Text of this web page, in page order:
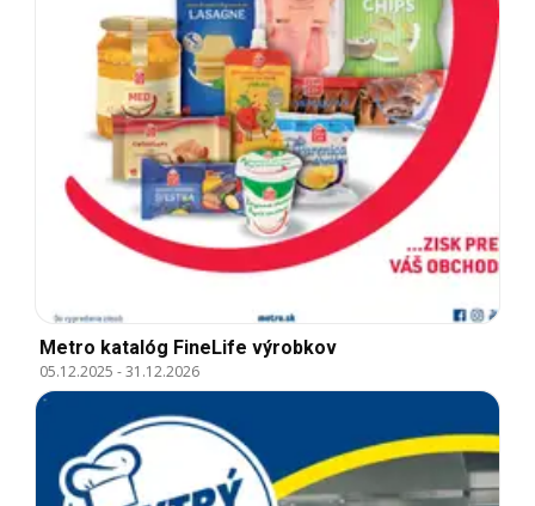
Metro katalóg FineLife výrobkov
05.12.2025 -31.12.2026